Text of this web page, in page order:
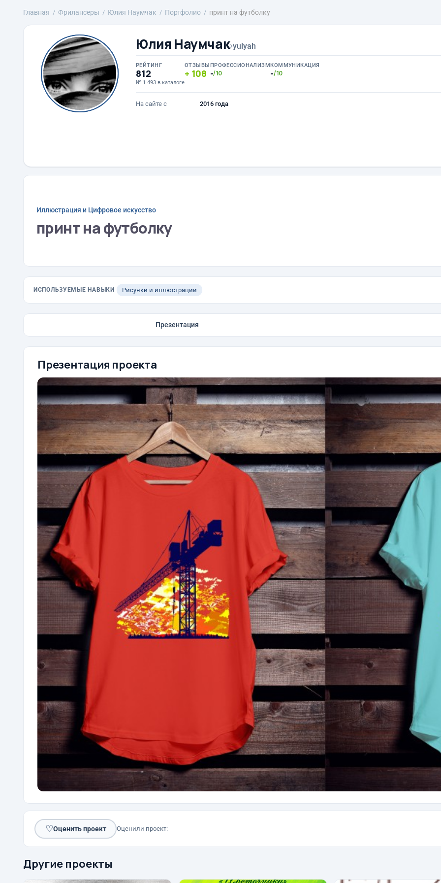
Главная Фрилансеры Юлия Наумчак Портфолио принт на футболку
Юлия Наумчак›yulyah
РЕЙТИНГ
812
№ 1 493 в каталоге
ОТЗЫВЫ
108
ПРОФЕССИОНАЛИЗМ
-/10
КОММУНИКАЦИЯ
-/10
На сайте с 2016 года
Иллюстрация и Цифровое искусство
принт на футболку
ИСПОЛЬЗУЕМЫЕ НАВЫКИ Рисунки и иллюстрации
Презентация
Презентация проекта
♡Оценить проект Оценили проект:
Другие проекты